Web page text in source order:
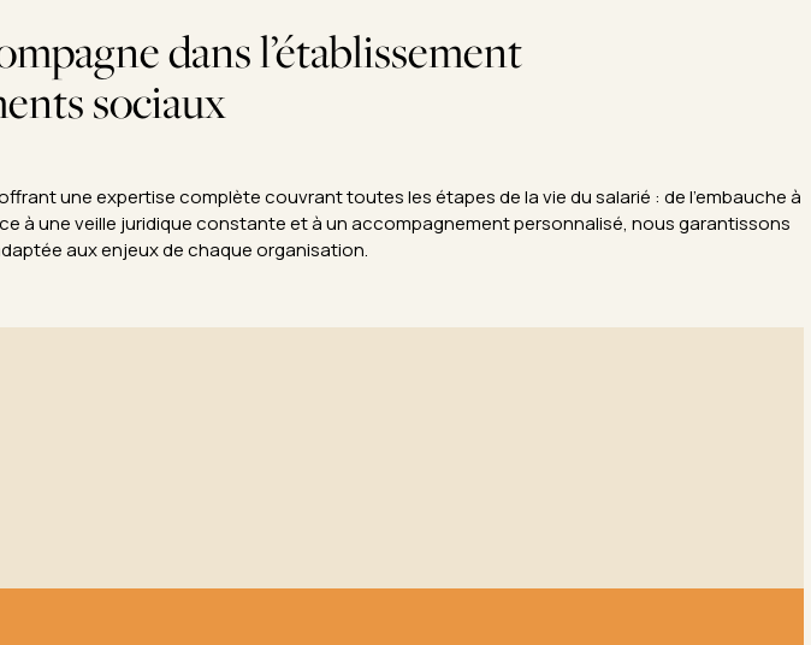
dans l’établissement
sociaux
une expertise complète couvrant toutes les étapes de la vie du salarié : de l’embauche à
à une veille juridique constante et à un accompagnement personnalisé, nous garantissons
aux enjeux de chaque organisation.